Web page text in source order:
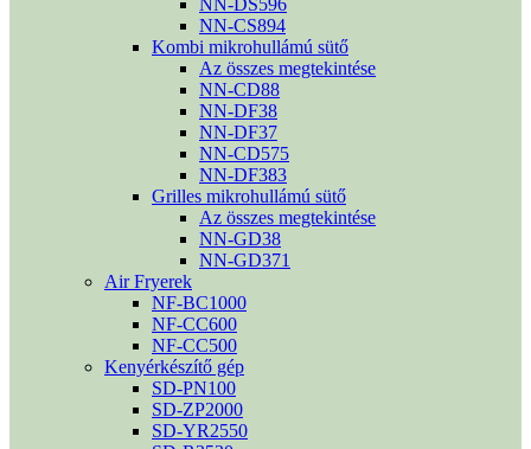
NN-DS596
NN-CS894
Kombi mikrohullámú sütő
Az összes megtekintése
NN-CD88
NN-DF38
NN-DF37
NN-CD575
NN-DF383
Grilles mikrohullámú sütő
Az összes megtekintése
NN-GD38
NN-GD371
Air Fryerek
NF-BC1000
NF-CC600
NF-CC500
Kenyérkészítő gép
SD-PN100
SD-ZP2000
SD-YR2550